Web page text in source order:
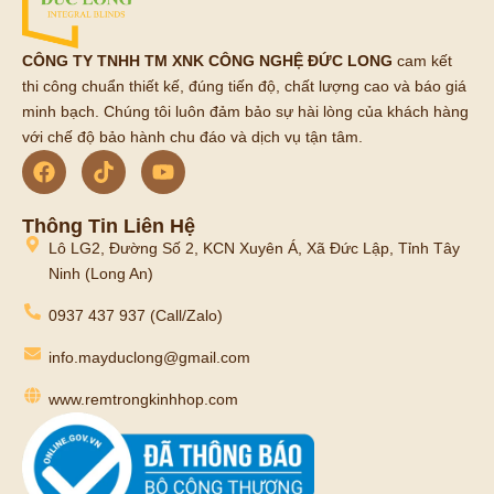
CÔNG TY TNHH TM XNK CÔNG NGHỆ ĐỨC LONG cam kết
thi công chuẩn thiết kế, đúng tiến độ, chất lượng cao và báo giá
minh bạch. Chúng tôi luôn đảm bảo sự hài lòng của khách hàng
với chế độ bảo hành chu đáo và dịch vụ tận tâm.
Thông Tin Liên Hệ
Lô LG2, Đường Số 2, KCN Xuyên Á, Xã Đức Lập, Tỉnh Tây
Ninh (Long An)
0937 437 937 (Call/Zalo)
info.mayduclong@gmail.com
www.remtrongkinhhop.com